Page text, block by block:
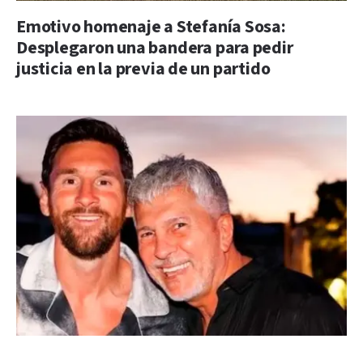
Emotivo homenaje a Stefanía Sosa:
Desplegaron una bandera para pedir
justicia en la previa de un partido